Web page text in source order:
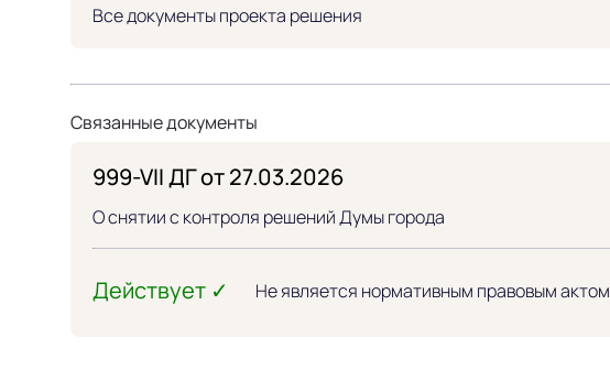
Все документы проекта решения
Связанные документы
999-VII ДГ от 27.03.2026
О снятии с контроля решений Думы города
Действует ✓ Не является нормативным правовым актом